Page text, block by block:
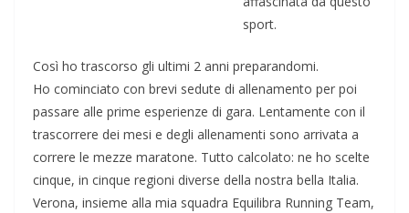
sport.
Così ho trascorso gli ultimi 2 anni preparandomi.
Ho cominciato con brevi sedute di allenamento per poi
passare alle prime esperienze di gara. Lentamente con il
trascorrere dei mesi e degli allenamenti sono arrivata a
correre le mezze maratone. Tutto calcolato: ne ho scelte
cinque, in cinque regioni diverse della nostra bella Italia.
Verona, insieme alla mia squadra Equilibra Running Team,